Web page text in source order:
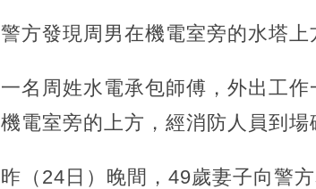
警方發現周男在機電室旁的水塔上
一名周姓水電承包師傅，外出工
機電室旁的上方，經消防人員到場
昨（24日）晚間，49歲妻子向警